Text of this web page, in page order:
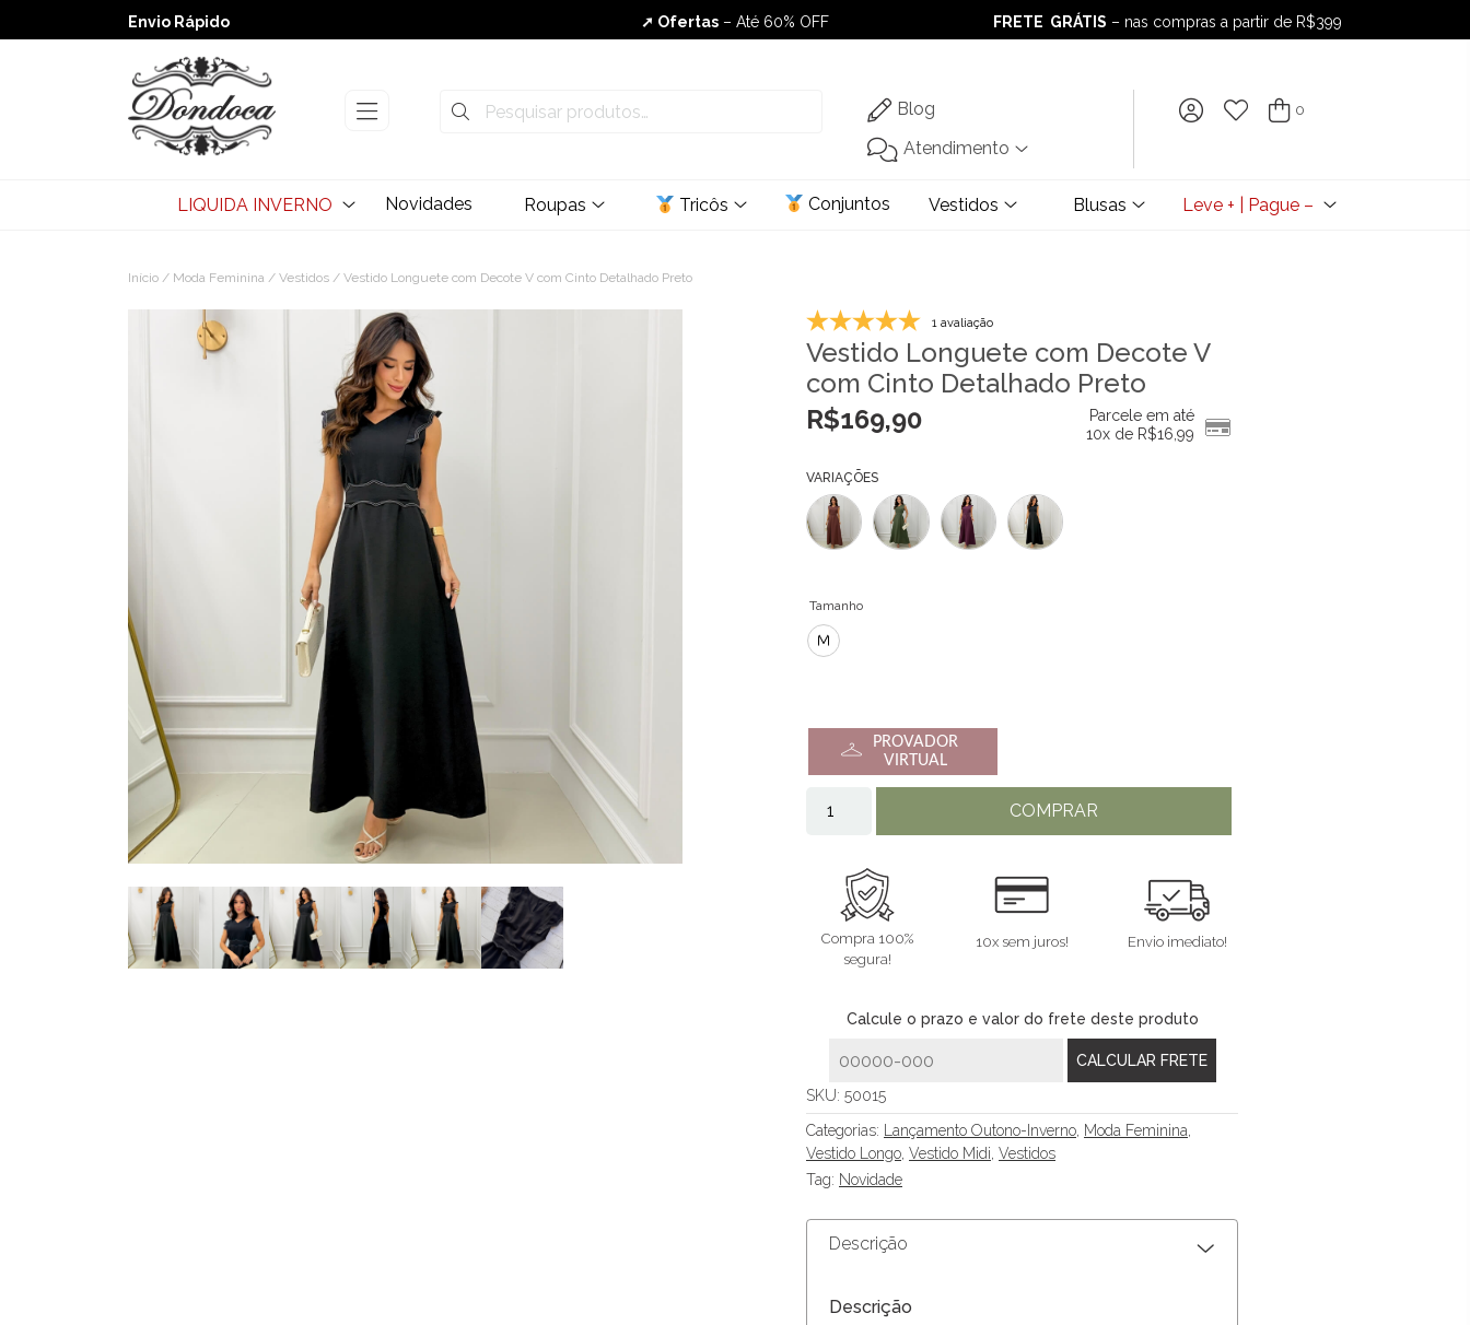
➚ Ofertas– Até 60% OFF
Envio Rápido
Envio Rápido
➚ Ofertas– Até 60% OFF
FRETE GRÁTIS – nas compras a partir de R$399
FRETE GRÁTIS– nas compras a partir de R$399
Blog
Atendimento
0
LIQUIDA INVERNO Novidades Roupas Tricôs Conjuntos Vestidos Blusas Leve + | Pague –
Início / Moda Feminina / Vestidos / Vestido Longuete com Decote V com Cinto Detalhado Preto
1 avaliação
Vestido Longuete com Decote V
com Cinto Detalhado Preto
R$169,90
Parcele em até
10x de R$16,99
VARIAÇÕES
Tamanho
M
PROVADOR
VIRTUAL
COMPRAR
Compra 100%
segura!
10x sem juros! Envio imediato!
Calcule o prazo e valor do frete deste produto
SKU: 50015
Categorias: Lançamento Outono-Inverno, Moda Feminina,
Vestido Longo, Vestido Midi, Vestidos
Tag: Novidade
Descrição
Descrição